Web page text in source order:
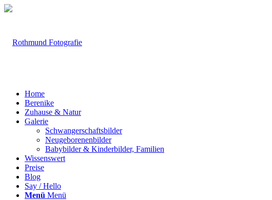
Home
Berenike
Zuhause & Natur
Galerie
Schwangerschaftsbilder
Neugeborenenbilder
Babybilder & Kinderbilder, Familien
Wissenswert
Preise
Blog
Say / Hello
Menü Menü